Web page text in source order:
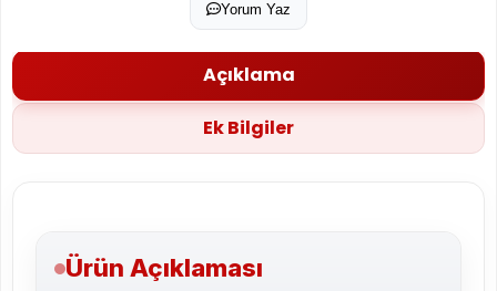
Yorum Yaz
Açıklama
Ek Bilgiler
Ürün Açıklaması